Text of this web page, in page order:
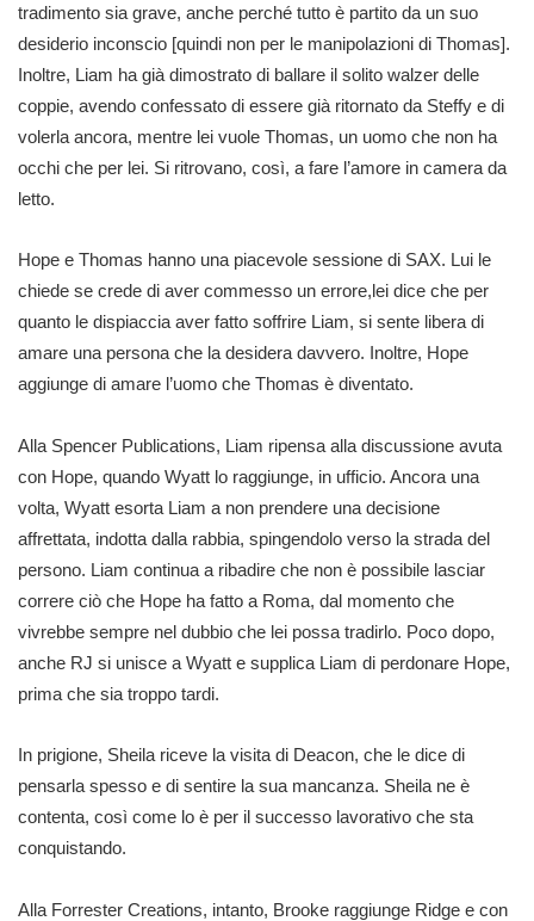
tradimento sia grave, anche perché tutto è partito da un suo
desiderio inconscio [quindi non per le manipolazioni di Thomas].
Inoltre, Liam ha già dimostrato di ballare il solito walzer delle
coppie, avendo confessato di essere già ritornato da Steffy e di
volerla ancora, mentre lei vuole Thomas, un uomo che non ha
occhi che per lei. Si ritrovano, così, a fare l’amore in camera da
letto.
Hope e Thomas hanno una piacevole sessione di SAX. Lui le
chiede se crede di aver commesso un errore,lei dice che per
quanto le dispiaccia aver fatto soffrire Liam, si sente libera di
amare una persona che la desidera davvero. Inoltre, Hope
aggiunge di amare l’uomo che Thomas è diventato.
Alla Spencer Publications, Liam ripensa alla discussione avuta
con Hope, quando Wyatt lo raggiunge, in ufficio. Ancora una
volta, Wyatt esorta Liam a non prendere una decisione
affrettata, indotta dalla rabbia, spingendolo verso la strada del
persono. Liam continua a ribadire che non è possibile lasciar
correre ciò che Hope ha fatto a Roma, dal momento che
vivrebbe sempre nel dubbio che lei possa tradirlo. Poco dopo,
anche RJ si unisce a Wyatt e supplica Liam di perdonare Hope,
prima che sia troppo tardi.
In prigione, Sheila riceve la visita di Deacon, che le dice di
pensarla spesso e di sentire la sua mancanza. Sheila ne è
contenta, così come lo è per il successo lavorativo che sta
conquistando.
Alla Forrester Creations, intanto, Brooke raggiunge Ridge e con